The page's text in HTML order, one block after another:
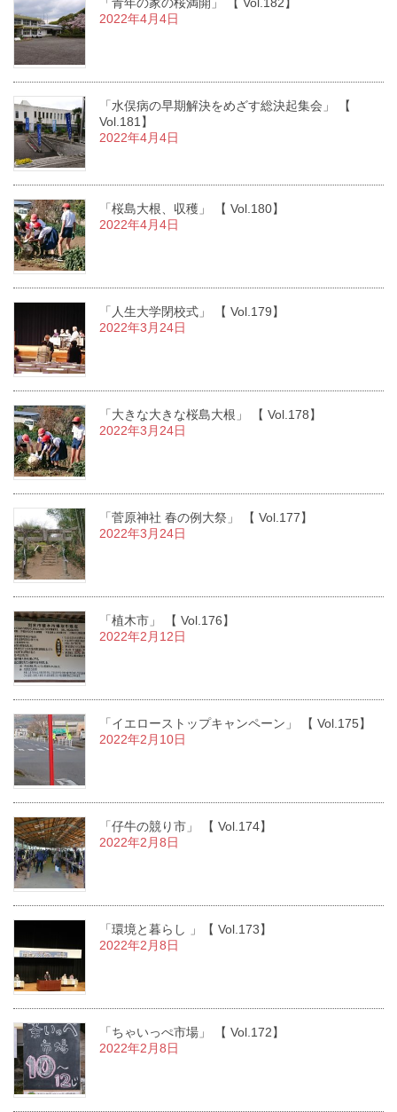
2022年4月4日
「水俣病の早期解決をめざす総決起集会」 【
Vol.181】
2022年4月4日
「桜島大根、収穫」 【 Vol.180】
2022年4月4日
「人生大学閉校式」 【 Vol.179】
2022年3月24日
「大きな大きな桜島大根」 【 Vol.178】
2022年3月24日
「菅原神社 春の例大祭」 【 Vol.177】
2022年3月24日
「植木市」 【 Vol.176】
2022年2月12日
「イエローストップキャンペーン」 【 Vol.175】
2022年2月10日
「仔牛の競り市」 【 Vol.174】
2022年2月8日
「環境と暮らし 」【 Vol.173】
2022年2月8日
「ちゃいっぺ市場」 【 Vol.172】
2022年2月8日